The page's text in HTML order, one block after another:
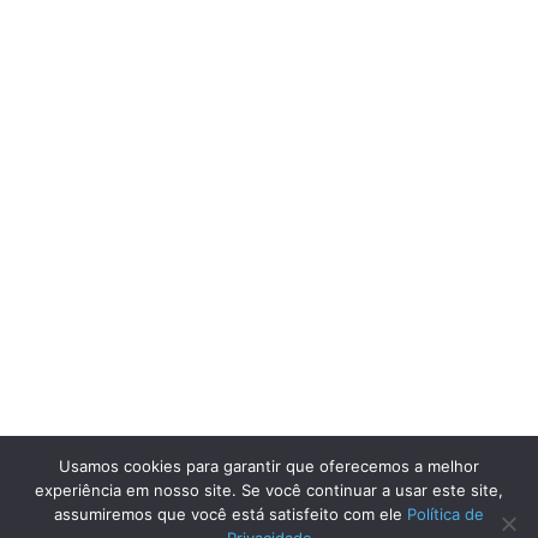
Usamos cookies para garantir que oferecemos a melhor
experiência em nosso site. Se você continuar a usar este site,
assumiremos que você está satisfeito com ele Política de